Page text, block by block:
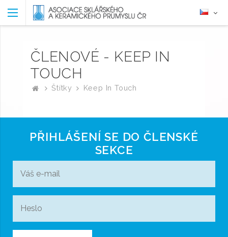
ČLENOVÉ - KEEP IN
TOUCH
Štítky Keep In Touch
PŘIHLÁŠENÍ SE DO ČLENSKÉ
SEKCE